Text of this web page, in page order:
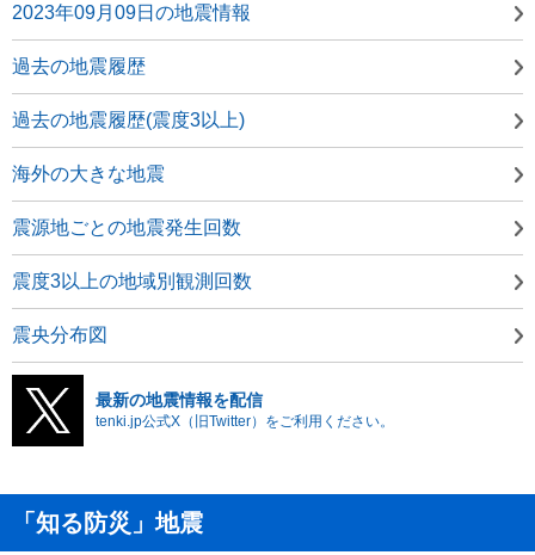
2023年09月09日の地震情報
過去の地震履歴
過去の地震履歴(震度3以上)
海外の大きな地震
震源地ごとの地震発生回数
震度3以上の地域別観測回数
震央分布図
最新の地震情報を配信
tenki.jp公式X（旧Twitter）をご利用ください。
「知る防災」地震